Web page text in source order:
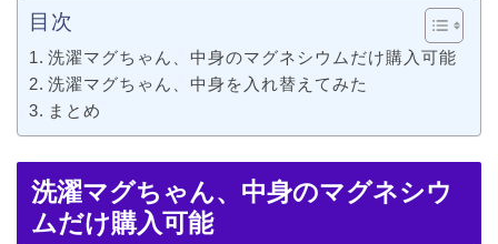
目次
洗濯マグちゃん、中身のマグネシウムだけ購入可能
洗濯マグちゃん、中身を入れ替えてみた
まとめ
洗濯マグちゃん、中身のマグネシウ
ムだけ購入可能